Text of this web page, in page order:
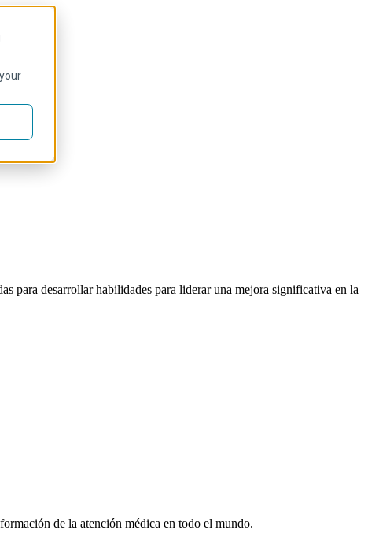
para desarrollar habilidades para liderar una mejora significativa en la
de la atención médica en todo el mundo.